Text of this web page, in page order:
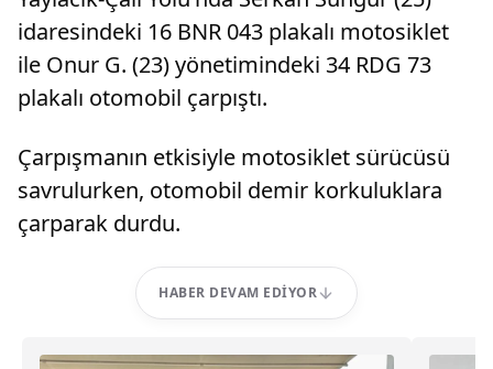
idaresindeki 16 BNR 043 plakalı motosiklet
ile Onur G. (23) yönetimindeki 34 RDG 73
plakalı otomobil çarpıştı.
Çarpışmanın etkisiyle motosiklet sürücüsü
savrulurken, otomobil demir korkuluklara
çarparak durdu.
HABER DEVAM EDIYOR